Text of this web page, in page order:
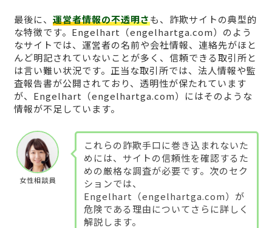
最後に、 運営者情報の不透明さも、詐欺サイトの典型的
な特徴です。Engelhart（engelhartga.com）のよう
なサイトでは、運営者の名前や会社情報、連絡先がほと
んど明記されていないことが多く、信頼できる取引所と
は言い難い状況です。正当な取引所では、法人情報や監
査報告書が公開されており、透明性が保たれています
が、Engelhart（engelhartga.com）にはそのような
情報が不足しています。
女性相談員
これらの詐欺手口に巻き込まれないた
めには、サイトの信頼性を確認するた
めの厳格な調査が必要です。次のセク
ションでは、
Engelhart（engelhartga.com）が
危険である理由についてさらに詳しく
解説します。